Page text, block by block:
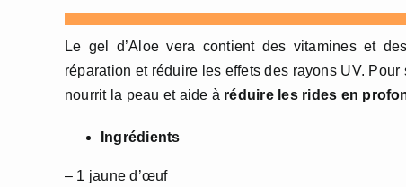
Le gel d’Aloe vera contient des vitamines et
réparation et réduire les effets des rayons UV.
nourrit la peau et aide à réduire les rides en
Ingrédients
– 1 jaune d’œuf